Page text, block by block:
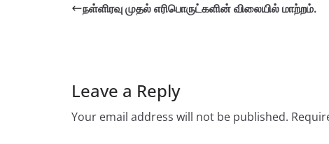
நள்ளிரவு முதல் எரிபொருட்களின் விலையில் மாற்றம்.
Leave a Reply
Your email address will not be published.